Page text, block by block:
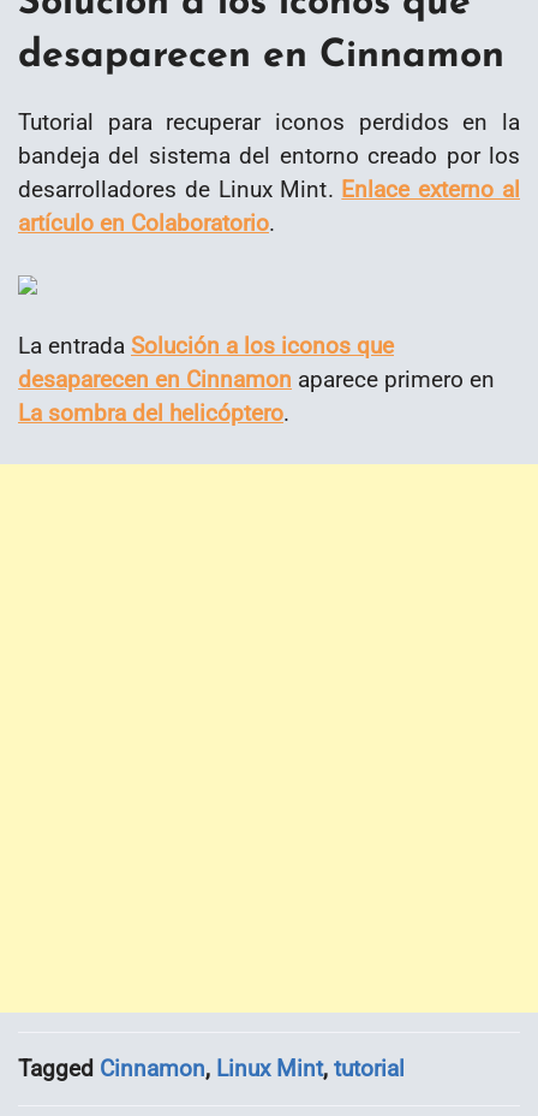
desaparecen en Cinnamon
Tutorial para recuperar iconos perdidos en la
bandeja del sistema del entorno creado por los
desarrolladores de Linux Mint. Enlace externo al
artículo en Colaboratorio.
La entrada Solución a los iconos que
desaparecen en Cinnamon aparece primero en
La sombra del helicóptero.
Tagged Cinnamon, Linux Mint, tutorial